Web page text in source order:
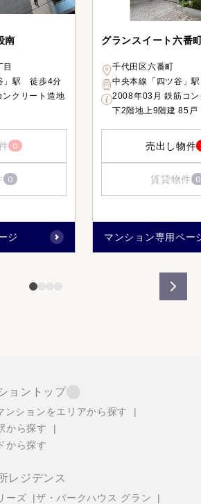
南
目
」駅 徒歩4分
クリート造地
0
0
ジ
グランスイート六番
千代田区六番町
中央本線「四ツ谷」
2008年03月 鉄筋コ
下2階地上9階建 85戸
売出し物件
賃貸物件 0
マンション専用ペー
ョントップ
ンションをエリアから探す
から探す
から探す
レジデンス
ーズ
ザ・パークハウス グラン